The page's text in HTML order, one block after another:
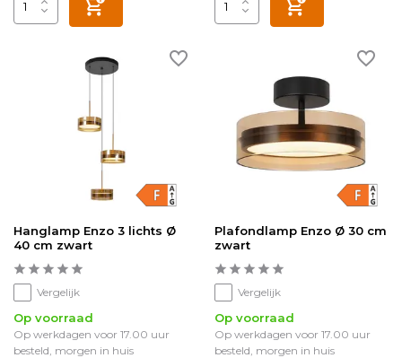
Hanglamp Enzo 3 lichts Ø
40 cm zwart
Vergelijk
Op voorraad
Op werkdagen voor 17.00 uur
besteld, morgen in huis
Plafondlamp Enzo Ø 30 cm
zwart
Vergelijk
Op voorraad
Op werkdagen voor 17.00 uur
besteld, morgen in huis